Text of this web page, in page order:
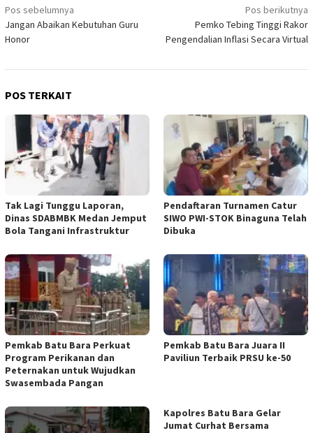
Navigasi
pos
Pos sebelumnya
Jangan Abaikan Kebutuhan Guru
Honor
Pos berikutnya
Pemko Tebing Tinggi Rakor
Pengendalian Inflasi Secara Virtual
POS TERKAIT
Tak Lagi Tunggu Laporan,
Dinas SDABMBK Medan Jemput
Bola Tangani Infrastruktur
Pendaftaran Turnamen Catur
SIWO PWI-STOK Binaguna Telah
Dibuka
Pemkab Batu Bara Perkuat
Program Perikanan dan
Peternakan untuk Wujudkan
Swasembada Pangan
Pemkab Batu Bara Juara II
Paviliun Terbaik PRSU ke-50
Kapolres Batu Bara Gelar
Jumat Curhat Bersama